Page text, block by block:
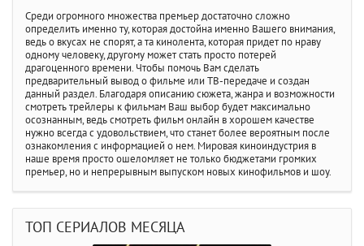
Среди огромного множества премьер достаточно сложно
определить именно ту, которая достойна именно Вашего внимания,
ведь о вкусах не спорят, а та кинолента, которая придет по нраву
одному человеку, другому может стать просто потерей
драгоценного времени. Чтобы помочь Вам сделать
предварительный вывод о фильме или ТВ-передаче и создан
данный раздел. Благодаря описанию сюжета, жанра и возможности
смотреть трейлеры к фильмам Ваш выбор будет максимально
осознанным, ведь смотреть фильм онлайн в хорошем качестве
нужно всегда с удовольствием, что станет более вероятным после
ознакомления с информацией о нем. Мировая киноиндустрия в
наше время просто ошеломляет не только бюджетами громких
премьер, но и непрерывным выпуском новых кинофильмов и шоу.
ТОП СЕРИАЛОВ МЕСЯЦА